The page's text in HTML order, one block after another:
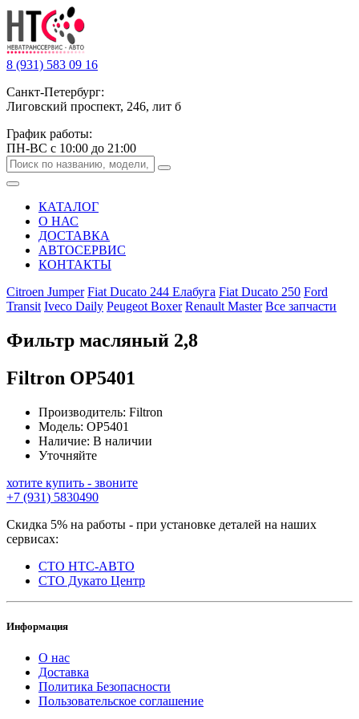
8 (931) 583 09 16
Санкт-Петербург:
Лиговский проспект, 246, лит б
График работы:
ПН-ВС с 10:00 до 21:00
КАТАЛОГ
О НАС
ДОСТАВКА
АВТОСЕРВИС
КОНТАКТЫ
Citroen Jumper Fiat Ducato 244 Елабуга Fiat Ducato 250 Ford
Transit Iveco Daily Peugeot Boxer Renault Master Все запчасти
Фильтр масляный 2,8
Filtron OP5401
Производитель: Filtron
Модель: OP5401
Наличие: В наличии
Уточняйте
хотите купить - звоните
+7 (931) 5830490
Скидка 5% на работы - при установке деталей на наших
сервисах:
СТО НТС-АВТО
СТО Дукато Центр
Информация
О нас
Доставка
Политика Безопасности
Пользовательское соглашение